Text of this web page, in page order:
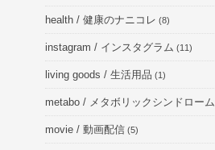
health / 健康のナニコレ (8)
instagram / インスタグラム (11)
living goods / 生活用品 (1)
metabo / メタボリックシンドローム
movie / 動画配信 (5)